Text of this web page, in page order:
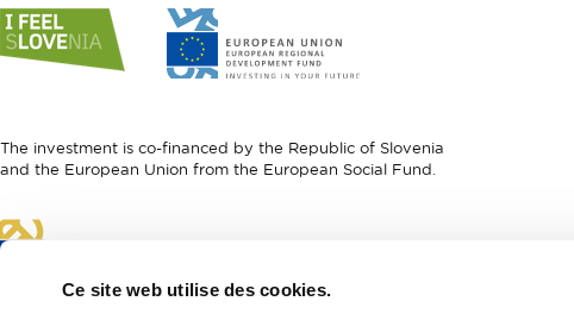
Ce site web utilise des cookies.
Link
to
website
Slovenia
Link
to
website
Development
Fund
The investment is co-financed by the Republic of Slovenia
and the European Union from the European Social Fund.
Link
to
European